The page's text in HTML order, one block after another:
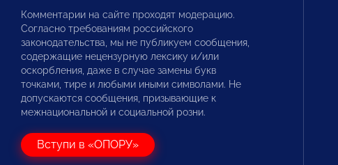
Комментарии на сайте проходят модерацию.
Согласно требованиям российского
законодательства, мы не публикуем сообщения,
содержащие нецензурную лексику и/или
оскорбления, даже в случае замены букв
точками, тире и любыми иными символами. Не
допускаются сообщения, призывающие к
межнациональной и социальной розни.
Вступи в «ОПОРУ»